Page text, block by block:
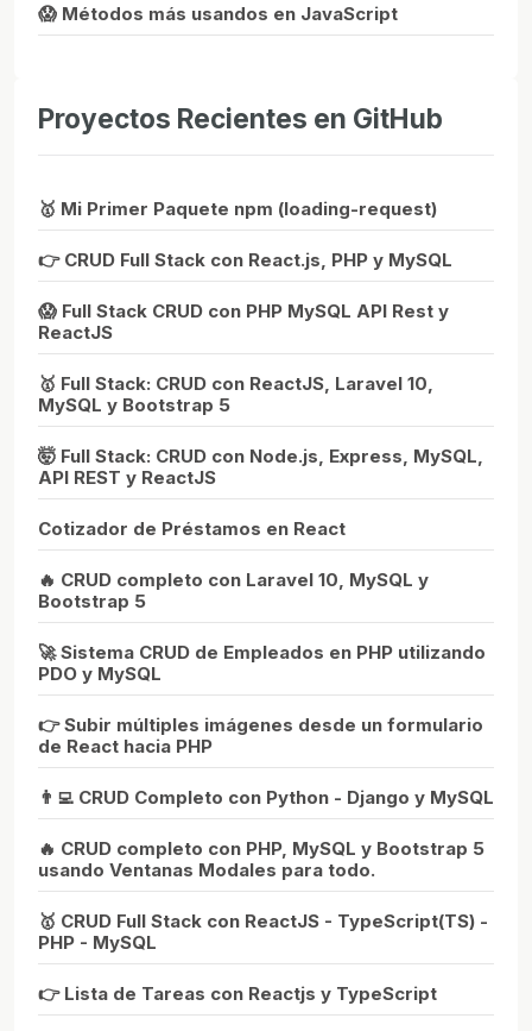
😱 Métodos más usandos en JavaScript
Proyectos Recientes en GitHub
🥇 Mi Primer Paquete npm (loading-request)
👉 CRUD Full Stack con React.js, PHP y MySQL
😱 Full Stack CRUD con PHP MySQL API Rest y
ReactJS
🥇 Full Stack: CRUD con ReactJS, Laravel 10,
MySQL y Bootstrap 5
🤯 Full Stack: CRUD con Node.js, Express, MySQL,
API REST y ReactJS
Cotizador de Préstamos en React
🔥 CRUD completo con Laravel 10, MySQL y
Bootstrap 5
🚀 Sistema CRUD de Empleados en PHP utilizando
PDO y MySQL
👉 Subir múltiples imágenes desde un formulario
de React hacia PHP
👨‍💻 CRUD Completo con Python - Django y MySQL
🔥 CRUD completo con PHP, MySQL y Bootstrap 5
usando Ventanas Modales para todo.
🥇 CRUD Full Stack con ReactJS - TypeScript(TS) -
PHP - MySQL
👉 Lista de Tareas con Reactjs y TypeScript